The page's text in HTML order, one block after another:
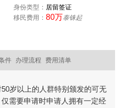
身份类型： 居留签证
移民费用： 80万泰铢起
件 办理流程 费用清单
岁以上的人群特别颁发的可无
需要申请时申请人拥有一定经